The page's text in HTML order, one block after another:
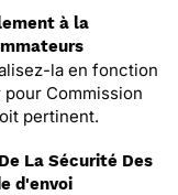
à la
la en fonction
Commission
pertinent.
La Sécurité Des
d'envoi